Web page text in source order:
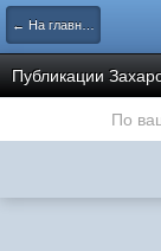
← На главную
Публикации
По